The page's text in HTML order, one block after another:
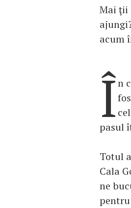
Mai ţii
acum
În
pasul
Totul
Cala
ne
pentru